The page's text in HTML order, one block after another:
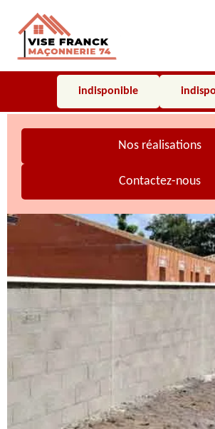
indisponible
Nos réalisations
Contactez-nous